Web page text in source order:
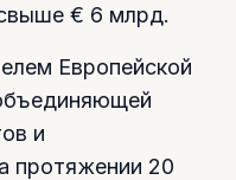
€ 6 млрд.
Европейской
и
протяжении 20